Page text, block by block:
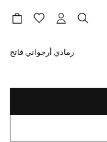
رمادي أرجواني فاتح